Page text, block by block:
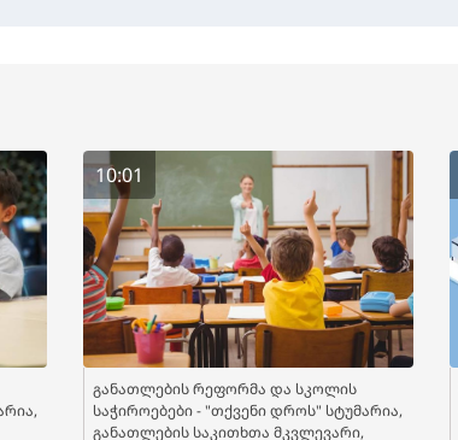
10:01
განათლების რეფორმა და სკოლის
საჭიროებები - "თქვენი დროს" სტუმარია,
განათლების საკითხთა მკვლევარი,